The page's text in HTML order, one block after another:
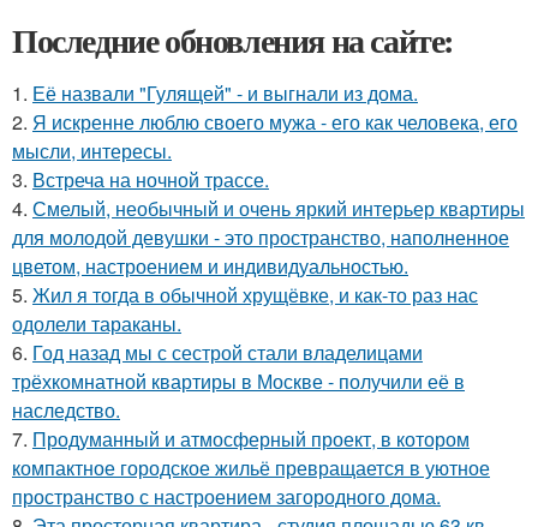
Последние обновления на сайте:
1. Её назвали "Гулящей" - и выгнали из дома.
2. Я искренне люблю своего мужа - его как человека, его
мысли, интересы.
3. Встреча на ночной трассе.
4. Смелый, необычный и очень яркий интерьер квартиры
для молодой девушки - это пространство, наполненное
цветом, настроением и индивидуальностью.
5. Жил я тогда в обычной хрущёвке, и как-то раз нас
одолели тараканы.
6. Год назад мы с сестрой стали владелицами
трёхкомнатной квартиры в Москве - получили её в
наследство.
7. Продуманный и атмосферный проект, в котором
компактное городское жильё превращается в уютное
пространство с настроением загородного дома.